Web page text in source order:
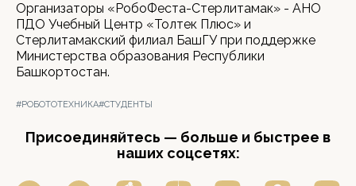
Организаторы «РобоФеста-Стерлитамак» - АНО
ПДО Учебный Центр «Толтек Плюс» и
Стерлитамакский филиал БашГУ при поддержке
Министерства образования Республики
Башкортостан.
#РОБОТОТЕХНИКА#СТУДЕНТЫ
Присоединяйтесь — больше и быстрее в
наших соцсетях: